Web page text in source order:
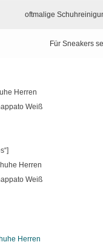
oftmalige
Für Sneakers
Herren
Weiß
Herren